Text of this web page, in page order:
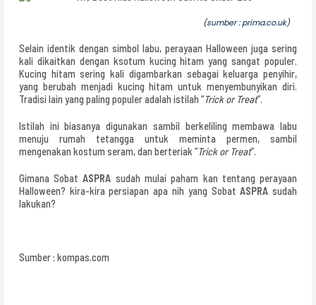
(sumber : prima.co.uk)
Selain identik dengan simbol labu, perayaan Halloween juga sering
kali dikaitkan dengan ksotum kucing hitam yang sangat populer.
Kucing hitam sering kali digambarkan sebagai keluarga penyihir,
yang berubah menjadi kucing hitam untuk menyembunyikan diri.
Tradisi lain yang paling populer adalah istilah “Trick or Treat”.
Istilah ini biasanya digunakan sambil berkeliling membawa labu
menuju rumah tetangga untuk meminta permen, sambil
mengenakan kostum seram, dan berteriak “Trick or Treat”.
Gimana SobatASPRA sudah mulai paham kan tentang perayaan
Halloween? kira-kira persiapan apa nih yang SobatASPRA sudah
lakukan?
Sumber : kompas.com